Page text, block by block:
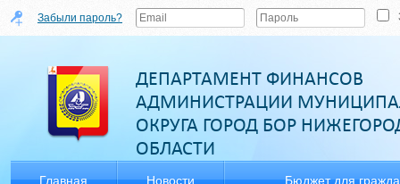
Забыли пароль?
ДЕПАРТАМЕНТ ФИНАНСОВ
АДМИНИСТРАЦИИ
ОКРУГА ГОРОД БОР
ОБЛАСТИ
Главная Новости Бюджет для